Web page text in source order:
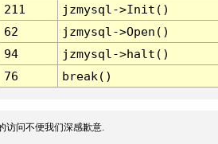
211
jzmysql->Init()
62
jzmysql->Open()
94
jzmysql->halt()
76 break()
访问不便我们深感歉意.